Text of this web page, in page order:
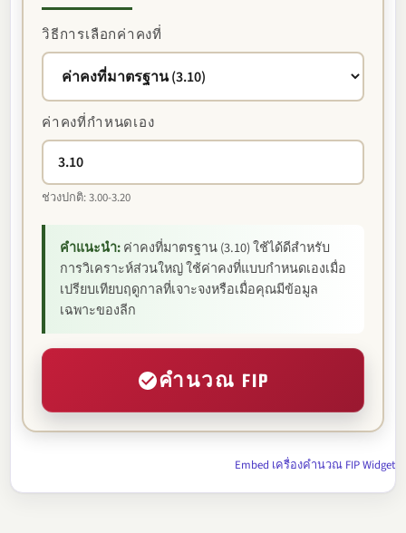
วิธีการเลือกค่าคงที่
ค่าคงที่กำหนดเอง
ช่วงปกติ: 3.00-3.20
คำแนะนำ:ค่าคงที่มาตรฐาน (3.10) ใช้ได้ดีสำหรับ
การวิเคราะห์ส่วนใหญ่ ใช้ค่าคงที่แบบกำหนดเองเมื่อ
เปรียบเทียบฤดูกาลที่เจาะจงหรือเมื่อคุณมีข้อมูล
เฉพาะของลีก
คำนวณ FIP
Embed เครื่องคำนวณ FIP Widget